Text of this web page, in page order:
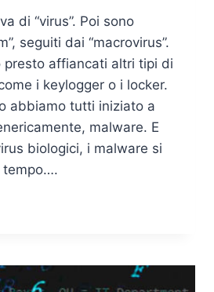
di “virus”. Poi sono
seguiti dai “macrovirus”.
presto affiancati altri tipi di
i keylogger o i locker.
abbiamo tutti iniziato a
malware. E
biologici, i malware si
tempo….